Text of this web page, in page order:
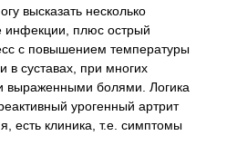
высказать несколько
инфекции, плюс острый
с повышением температуры
в суставах, при многих
выраженными болями. Логика
урогенный артрит
есть клиника, т.е. симптомы